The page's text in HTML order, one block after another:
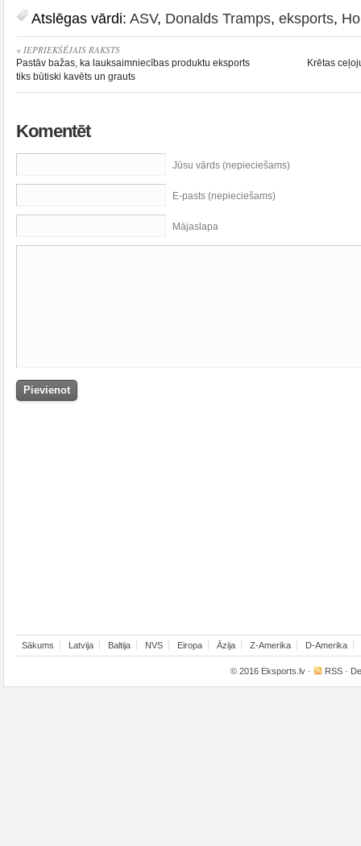
Atslēgas vārdi: ASV, Donalds Tramps, eksports,
« IEPRIEKŠĒJAIS RAKSTS
Pastāv bažas, ka lauksaimniecības produktu eksports
tiks būtiski kavēts un grauts
Krētas
Komentēt
Jūsu vārds (nepieciešams)
E-pasts (nepieciešams)
Mājaslapa
Sākums Latvija Baltija NVS Eiropa Āzija Z-Amerika D-Amerika
© 2016 Eksports.lv · RSS ·